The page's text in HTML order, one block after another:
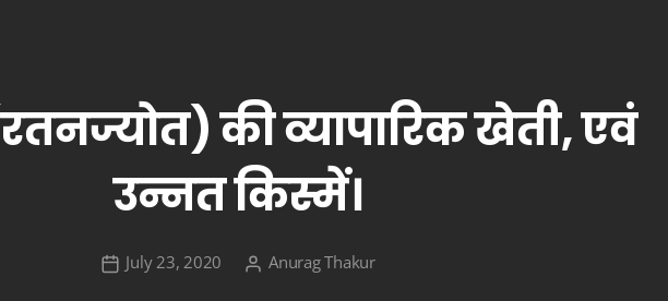
की व्यापारिक खेती, एवं
उन्नत किस्में।
July 23, 2020 Anurag Thakur